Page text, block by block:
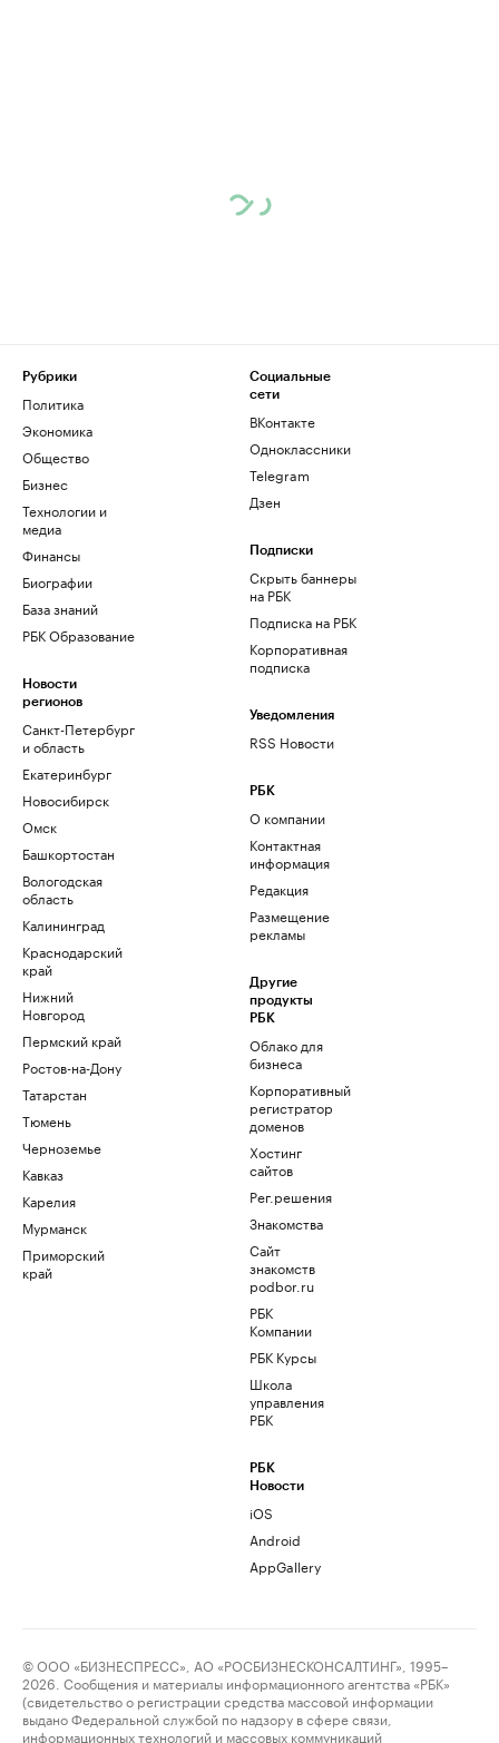
Рубрики
Политика
Экономика
Общество
Бизнес
Технологии и
медиа
Финансы
Биографии
База знаний
РБК Образование
Новости
регионов
Санкт-Петербург
и область
Екатеринбург
Новосибирск
Омск
Башкортостан
Вологодская
область
Калининград
Краснодарский
край
Нижний
Новгород
Пермский край
Ростов-на-Дону
Татарстан
Тюмень
Черноземье
Кавказ
Карелия
Мурманск
Приморский
край
Социальные
сети
ВКонтакте
Одноклассники
Telegram
Дзен
Подписки
Скрыть баннеры
на РБК
Подписка на РБК
Корпоративная
подписка
Уведомления
RSS Новости
РБК
О компании
Контактная
информация
Редакция
Размещение
рекламы
Другие
продукты
РБК
Облако для
бизнеса
Корпоративный
регистратор
доменов
Хостинг
сайтов
Рег.решения
Знакомства
Сайт
знакомств
podbor.ru
РБК
Компании
РБК Курсы
Школа
управления
РБК
РБК
Новости
iOS
Android
AppGallery
© ООО «БИЗНЕСПРЕСС», АО «РОСБИЗНЕСКОНСАЛТИНГ», 1995–
2026. Сообщения и материалы информационного агентства «РБК»
(свидетельство о регистрации средства массовой информации
выдано Федеральной службой по надзору в сфере связи,
информационных технологий и массовых коммуникаций